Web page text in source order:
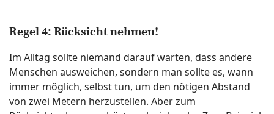
Regel 4: Rücksicht nehmen!
Im Alltag sollte niemand darauf warten, dass andere
Menschen ausweichen, sondern man sollte es, wann
immer möglich, selbst tun, um den nötigen Abstand
von zwei Metern herzustellen. Aber zum